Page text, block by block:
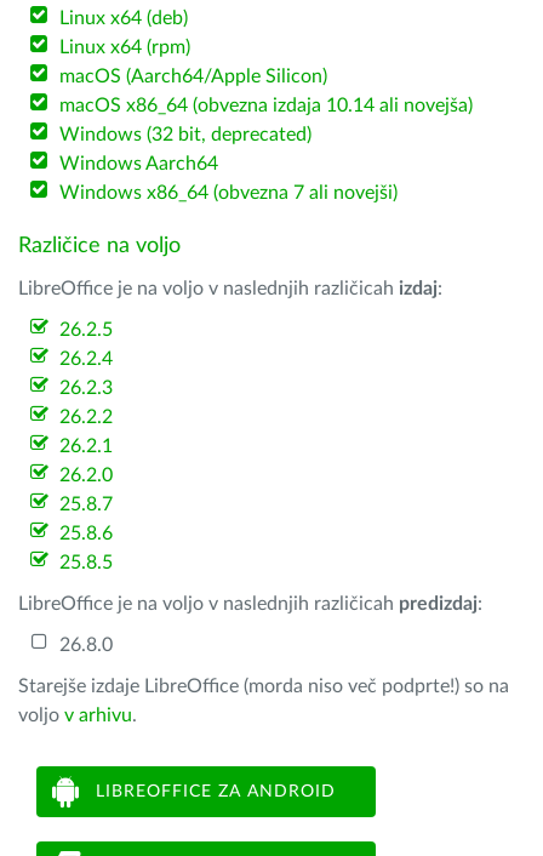
Linux x64 (deb)
Linux x64 (rpm)
macOS (Aarch64/Apple Silicon)
macOS x86_64 (obvezna izdaja 10.14 ali novejša)
Windows (32 bit, deprecated)
Windows Aarch64
Windows x86_64 (obvezna 7 ali novejši)
Različice na voljo
LibreOffice je na voljo v naslednjih različicah izdaj:
26.2.5
26.2.4
26.2.3
26.2.2
26.2.1
26.2.0
25.8.7
25.8.6
25.8.5
LibreOffice je na voljo v naslednjih različicah predizdaj:
26.8.0
Starejše izdaje LibreOffice (morda niso več podprte!) so na
voljo v arhivu.
LIBREOFFICE ZA ANDROID